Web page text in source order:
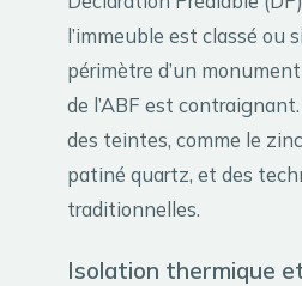
l’immeuble est classé ou
périmètre d’un
de l’ABF est
des teintes, comme le
patiné quartz, et des
traditionnelles.
Isolation thermique